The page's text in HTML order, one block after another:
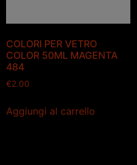
COLORI PER VETRO
COLOR 50ML MAGENTA
484
€2.00
Aggiungi al carrello